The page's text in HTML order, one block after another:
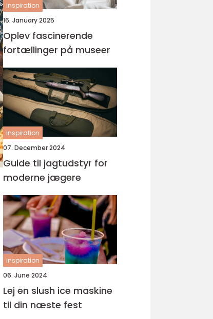
inspiration
16. January 2025
Oplev fascinerende
fortællinger på museer
inspiration
07. December 2024
Guide til jagtudstyr for
moderne jægere
inspiration
06. June 2024
Lej en slush ice maskine
til din næste fest